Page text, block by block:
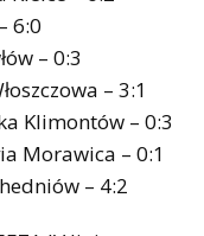
6:0
– 0:3
– 3:1
Klimontów – 0:3
Morawica – 0:1
– 4:2